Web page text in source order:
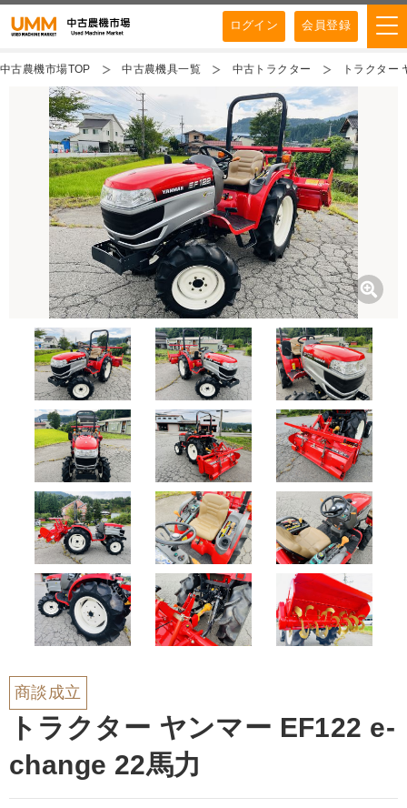
ログイン 会員登録
中古農機市場TOP 中古農機具一覧 中古トラクター トラクター
商談成立
トラクター ヤンマー EF122 e-
change 22馬力